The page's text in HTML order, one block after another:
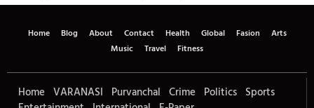
Home Blog About Contact Health Global Fasion
Arts
Music
Travel Fitness
Home VARANASI Purvanchal Crime Politics Sports